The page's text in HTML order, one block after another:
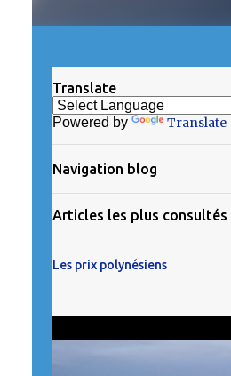
Translate
Powered by Translate
Navigation blog
Articles les plus consultés
Les prix polynésiens